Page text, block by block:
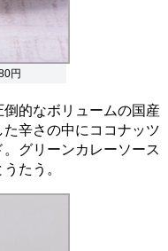
円
的なボリュームの国産
辛さの中にココナッツ
グリーンカレーソース
たう。